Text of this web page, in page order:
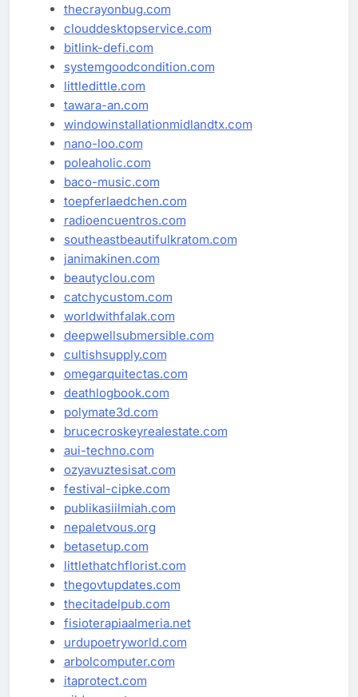
thecrayonbug.com
clouddesktopservice.com
bitlink-defi.com
systemgoodcondition.com
littledittle.com
tawara-an.com
windowinstallationmidlandtx.com
nano-loo.com
poleaholic.com
baco-music.com
toepferlaedchen.com
radioencuentros.com
southeastbeautifulkratom.com
janimakinen.com
beautyclou.com
catchycustom.com
worldwithfalak.com
deepwellsubmersible.com
cultishsupply.com
omegarquitectas.com
deathlogbook.com
polymate3d.com
brucecroskeyrealestate.com
aui-techno.com
ozyavuztesisat.com
festival-cipke.com
publikasiilmiah.com
nepaletvous.org
betasetup.com
littlethatchflorist.com
thegovtupdates.com
thecitadelpub.com
fisioterapiaalmeria.net
urdupoetryworld.com
arbolcomputer.com
itaprotect.com